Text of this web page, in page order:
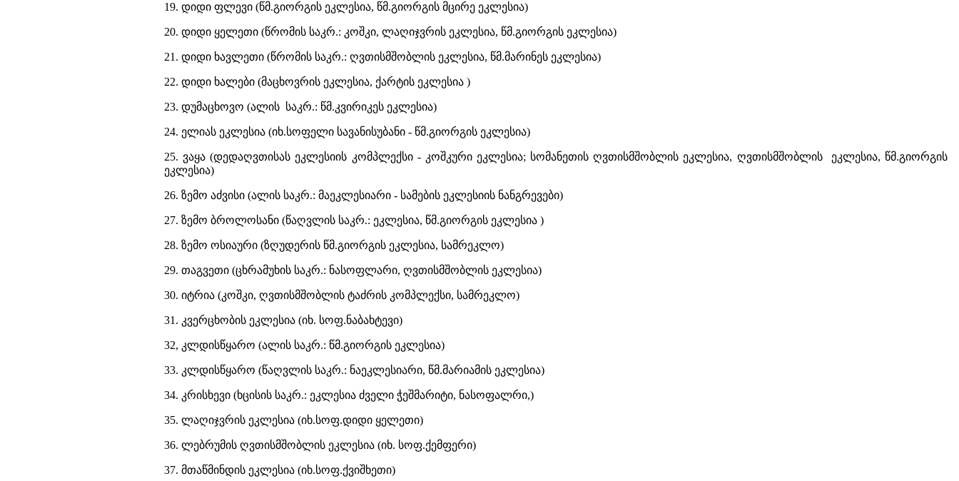
19. დიდი ფლევი (წმ.გიორგის ეკლესია, წმ.გიორგის მცირე ეკლესია)
20. დიდი ყელეთი (წრომის საკრ.: კოშკი, ლაღიჯვრის ეკლესია, წმ.გიორგის ეკლესია)
21. დიდი ხავლეთი (წრომის საკრ.: ღვთისმშობლის ეკლესია, წმ.მარინეს ეკლესია)
22. დიდი ხალები (მაცხოვრის ეკლესია, ქარტის ეკლესია )
23. დუმაცხოვო (ალის საკრ.: წმ.კვირიკეს ეკლესია)
24. ელიას ეკლესია (იხ.სოფელი სავანისუბანი - წმ.გიორგის ეკლესია)
25. ვაყა (დედაღვთისას ეკლესიის კომპლექსი - კოშკური ეკლესია; სომანეთის ღვთისმშობლის ეკლესია, ღვთისმშობლის ეკლესია, წმ.გიორგის
ეკლესია)
26. ზემო აძვისი (ალის საკრ.: მაეკლესიარი - სამების ეკლესიის ნანგრევები)
27. ზემო ბროლოსანი (წაღვლის საკრ.: ეკლესია, წმ.გიორგის ეკლესია )
28. ზემო ოსიაური (ზღუდერის წმ.გიორგის ეკლესია, სამრეკლო)
29. თაგვეთი (ცხრამუხის საკრ.: ნასოფლარი, ღვთისმშობლის ეკლესია)
30. იტრია (კოშკი, ღვთისმშობლის ტაძრის კომპლექსი, სამრეკლო)
31. კვერცხობის ეკლესია (იხ. სოფ.ნაბახტევი)
32, კლდისწყარო (ალის საკრ.: წმ.გიორგის ეკლესია)
33. კლდისწყარო (წაღვლის საკრ.: ნაეკლესიარი, წმ.მარიამის ეკლესია)
34. კრისხევი (ხცისის საკრ.: ეკლესია ძველი ჭეშმარიტი, ნასოფალრი,)
35. ლაღიჯვრის ეკლესია (იხ.სოფ.დიდი ყელეთი)
36. ლებრუმის ღვთისმშობლის ეკლესია (იხ. სოფ.ქემფერი)
37. მთაწმინდის ეკლესია (იხ.სოფ.ქვიშხეთი)